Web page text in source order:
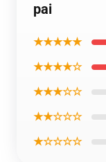
pai
★★★★★
★★★★☆
★★★☆☆
★★☆☆☆
★☆☆☆☆